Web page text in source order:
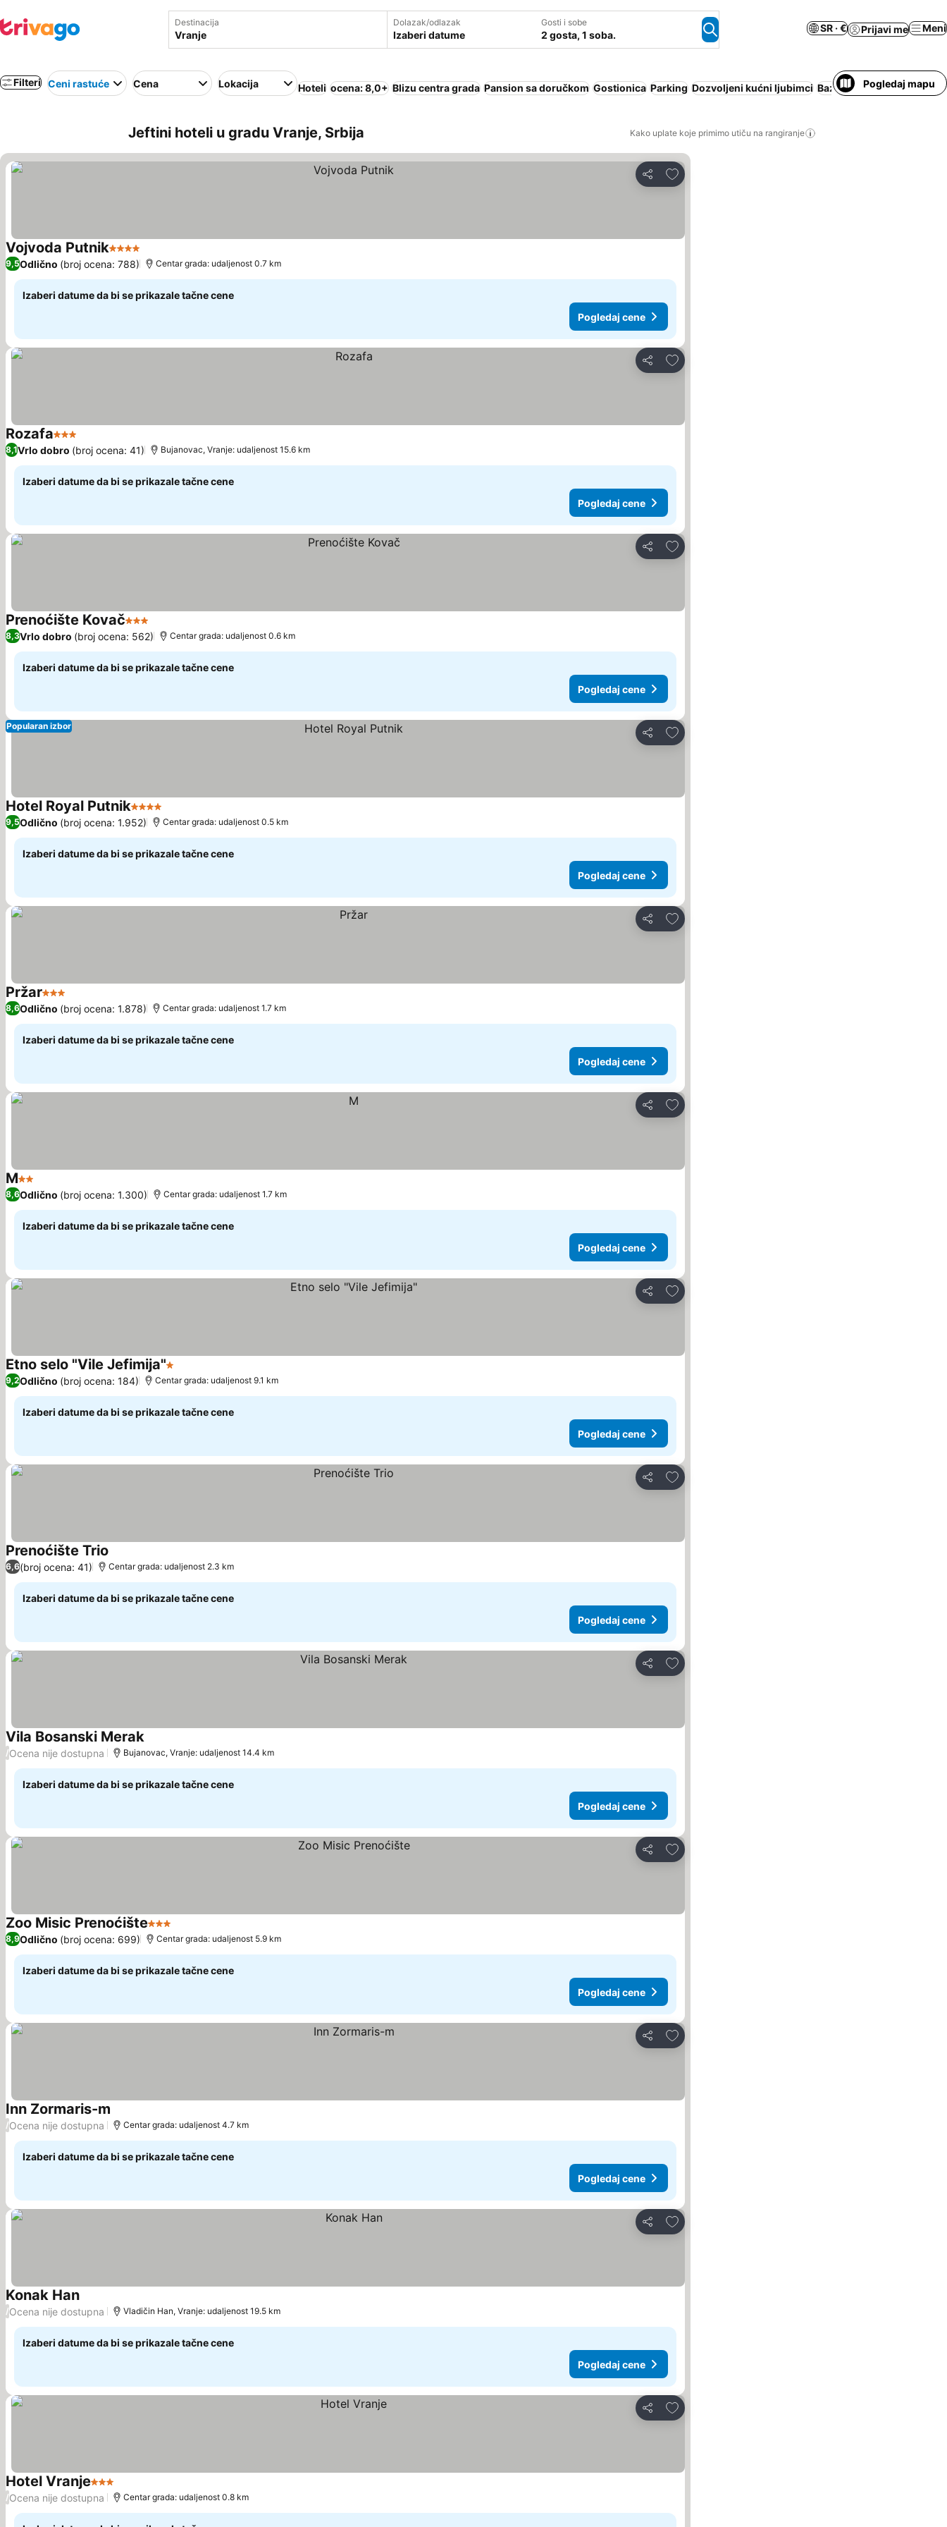
Destinacija Dolazak/odlazak
Izaberi datume
Gosti i sobe
2 gosta, 1 soba.
SR · € Prijavi me Meni
Filteri Ceni rastuće Cena Lokacija Hoteli ocena: 8,0+ Blizu centra grada Pansion sa doručkom Gostionica Parking Dozvoljeni kućni ljubimci Bazen Pogledaj mapu
Jeftini hoteli u gradu Vranje, Srbija Kako uplate koje primimo utiču na rangiranje
Deli
Dodati u favorite
Vojvoda Putnik4 ZvezdicePogledaj cene
9,5Odlično (broj ocena: 788) Centar grada: udaljenost 0.7 km
Izaberi datume da bi se prikazale tačne cene
Pogledaj cene
Deli
Dodati u favorite
Rozafa3 ZvezdicePogledaj cene
8,1Vrlo dobro (broj ocena: 41) Bujanovac, Vranje: udaljenost 15.6 km
Izaberi datume da bi se prikazale tačne cene
Pogledaj cene
Deli
Dodati u favorite
Prenoćište Kovač3 ZvezdicePogledaj cene
8,3Vrlo dobro (broj ocena: 562) Centar grada: udaljenost 0.6 km
Izaberi datume da bi se prikazale tačne cene
Pogledaj cene
Deli
Dodati u favorite
Popularan izbor
Hotel Royal Putnik4 Zvezdice
9,5Odlično (broj ocena: 1.952) Centar grada: udaljenost 0.5 km
Izaberi datume da bi se prikazale tačne cene
Pogledaj cene
Deli
Dodati u favorite
Pržar3 Zvezdice
8,6Odlično (broj ocena: 1.878) Centar grada: udaljenost 1.7 km
Izaberi datume da bi se prikazale tačne cene
Pogledaj cene
Deli
Dodati u favorite
M2 Zvezdice
8,6Odlično (broj ocena: 1.300) Centar grada: udaljenost 1.7 km
Izaberi datume da bi se prikazale tačne cene
Pogledaj cene
Deli
Dodati u favorite
Etno selo "Vile Jefimija"1 Zvezdice
9,2Odlično (broj ocena: 184) Centar grada: udaljenost 9.1 km
Izaberi datume da bi se prikazale tačne cene
Pogledaj cene
Deli
Dodati u favorite
Prenoćište Trio
6,6(broj ocena: 41) Centar grada: udaljenost 2.3 km
Izaberi datume da bi se prikazale tačne cene
Pogledaj cene
Deli
Dodati u favorite
Vila Bosanski MerakPogledaj cene
/Ocena nije dostupna Bujanovac, Vranje: udaljenost 14.4 km
Izaberi datume da bi se prikazale tačne cene
Pogledaj cene
Deli
Dodati u favorite
Zoo Misic Prenoćište3 Zvezdice
8,9Odlično (broj ocena: 699) Centar grada: udaljenost 5.9 km
Izaberi datume da bi se prikazale tačne cene
Pogledaj cene
Deli
Dodati u favorite
Inn Zormaris-m Pogledaj cene
/Ocena nije dostupna Centar grada: udaljenost 4.7 km
Izaberi datume da bi se prikazale tačne cene
Pogledaj cene
Deli
Dodati u favorite
Konak HanPogledaj cene
/Ocena nije dostupna Vladičin Han, Vranje: udaljenost 19.5 km
Izaberi datume da bi se prikazale tačne cene
Pogledaj cene
Deli
Dodati u favorite
Hotel Vranje3 ZvezdicePogledaj cene
/Ocena nije dostupna Centar grada: udaljenost 0.8 km